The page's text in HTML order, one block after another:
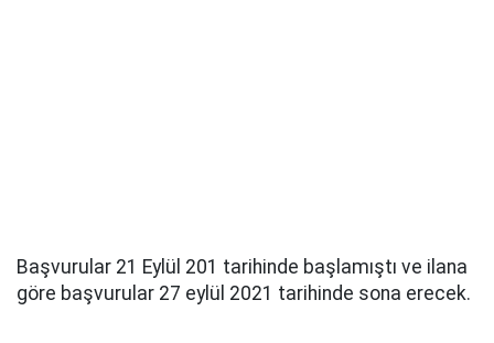
Başvurular 21 Eylül 201 tarihinde başlamıştı ve ilana
göre başvurular 27 eylül 2021 tarihinde sona erecek.